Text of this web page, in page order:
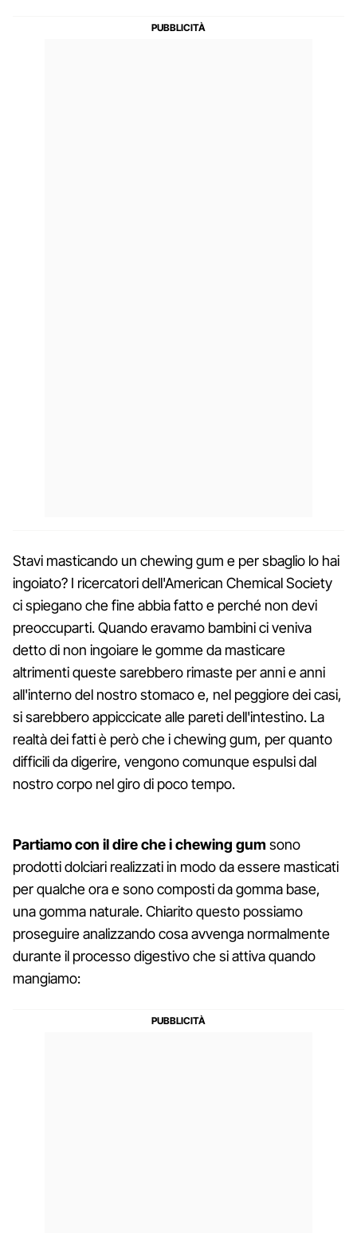
Stavi masticando un chewing gum e per sbaglio lo hai
ingoiato? I ricercatori dell'American Chemical Society
ci spiegano che fine abbia fatto e perché non devi
preoccuparti. Quando eravamo bambini ci veniva
detto di non ingoiare le gomme da masticare
altrimenti queste sarebbero rimaste per anni e anni
all'interno del nostro stomaco e, nel peggiore dei casi,
si sarebbero appiccicate alle pareti dell'intestino. La
realtà dei fatti è però che i chewing gum, per quanto
difficili da digerire, vengono comunque espulsi dal
nostro corpo nel giro di poco tempo.
Partiamo con il dire che i chewing gum sono
prodotti dolciari realizzati in modo da essere masticati
per qualche ora e sono composti da gomma base,
una gomma naturale. Chiarito questo possiamo
proseguire analizzando cosa avvenga normalmente
durante il processo digestivo che si attiva quando
mangiamo: